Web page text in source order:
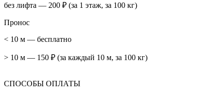
без лифта — 200 ₽ (за 1 этаж, за 100 кг)
Пронос
< 10 м — бесплатно
> 10 м — 150 ₽ (за каждый 10 м, за 100 кг)
СПОСОБЫ ОПЛАТЫ